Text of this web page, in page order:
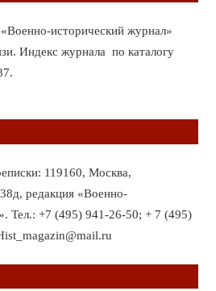
исторический журнал»
Индекс журнала по каталогу
119160, Москва,
редакция «Военно-
Тел.: +7 (495) 941-26-50; + 7 (495)